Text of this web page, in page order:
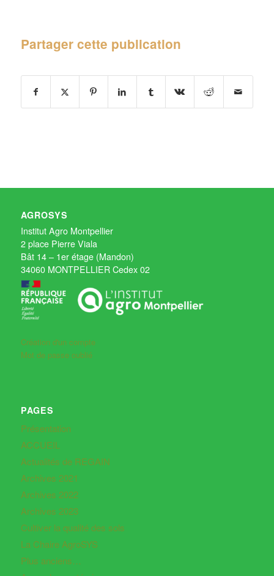
Partager cette publication
AGROSYS
Institut Agro Montpellier
2 place Pierre Viala
Bât 14 – 1er étage (Mandon)
34060 MONTPELLIER Cedex 02
Création d'un compte
Mot de passe oublié
PAGES
Présentation
ACCUEIL
Actualités de REGAIN
Archives 2021
Archives 2022
Archives 2023
Cultiver la qualité des sols
La Chaire AgroSYS
Plus anciens…